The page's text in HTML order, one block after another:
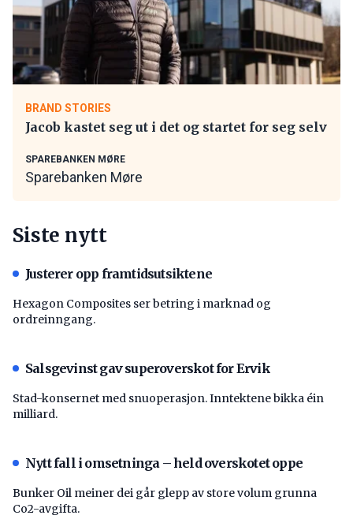
BRAND STORIES
Jacob kastet seg ut i det og startet for seg selv
SPAREBANKEN MØRE
Sparebanken Møre
Siste nytt
Justerer opp framtidsutsiktene
Hexagon Composites ser betring i marknad og
ordreinngang.
Salsgevinst gav superoverskot for Ervik
Stad-konsernet med snuoperasjon. Inntektene bikka éin
milliard.
Nytt fall i omsetninga – held overskotet oppe
Bunker Oil meiner dei går glepp av store volum grunna
Co2-avgifta.